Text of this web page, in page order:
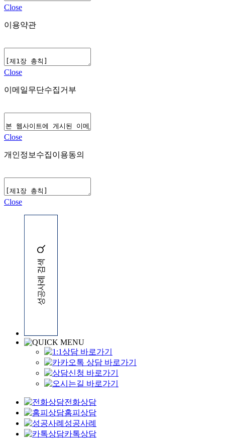
Close
이용약관
Close
이메일무단수집거부
Close
개인정보수집이용동의
Close
전화상담
홈피상담
성공사례
카톡상담